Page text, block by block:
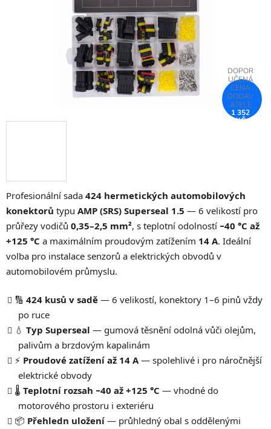
Profesionální sada 424 hermetických automobilových
konektorů typu AMP (SRS) Superseal 1.5 — 6 velikostí pro
průřezy vodičů 0,35–2,5 mm², s teplotní odolností −40 °C až
+125 °C a maximálním proudovým zatížením 14 A. Ideální
volba pro instalace senzorů a elektrických obvodů v
automobilovém průmyslu.
🔢 424 kusů v sadě — 6 velikostí, konektory 1–6 pinů vždy
po ruce
💧 Typ Superseal — gumová těsnění odolná vůči olejům,
palivům a brzdovým kapalinám
⚡ Proudové zatížení až 14 A— spolehlivé i pro náročnější
elektrické obvody
🌡️ Teplotní rozsah −40 až +125 °C — vhodné do
motorového prostoru i exteriéru
📦 Přehledn uložení — průhledný obal s oddělenými
1 352
KČ